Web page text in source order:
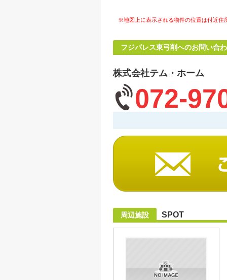
※地図上に表示される物件の位置は付近住
フジパレス東弓削へのお問い合
株式会社テム・ホーム
072-
周辺施設 SPOT